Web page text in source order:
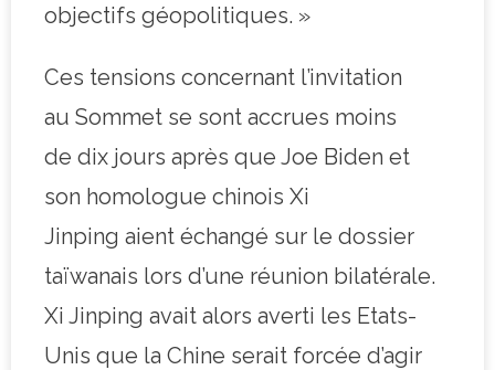
objectifs géopolitiques. »
Ces tensions concernant l’invitation
au Sommet se sont accrues moins
de dix jours après que Joe Biden et
son homologue chinois Xi
Jinping aient échangé sur le dossier
taïwanais lors d’une réunion bilatérale.
Xi Jinping avait alors averti les Etats-
Unis que la Chine serait forcée d’agir